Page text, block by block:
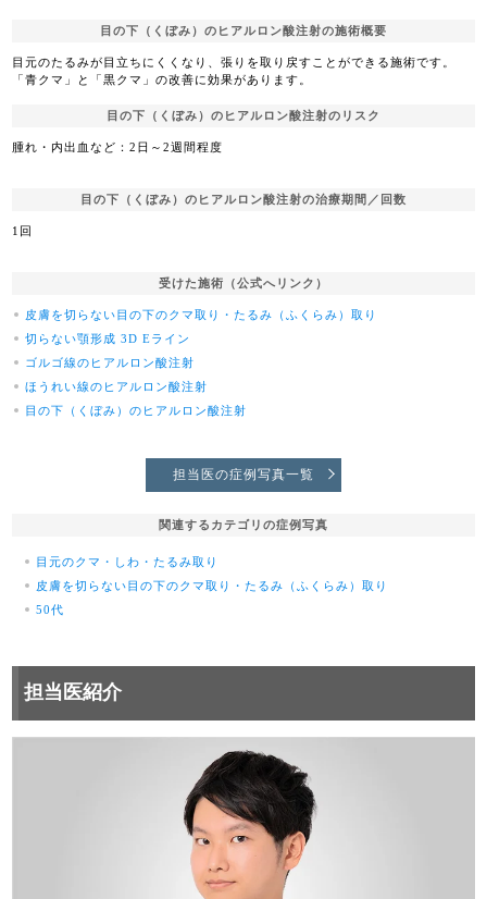
目の下（くぼみ）のヒアルロン酸注射の施術概要
目元のたるみが目立ちにくくなり、張りを取り戻すことができる施術です。
「青クマ」と「黒クマ」の改善に効果があります。
目の下（くぼみ）のヒアルロン酸注射のリスク
腫れ・内出血など：2日～2週間程度
目の下（くぼみ）のヒアルロン酸注射の治療期間／回数
1回
受けた施術（公式へリンク）
皮膚を切らない目の下のクマ取り・たるみ（ふくらみ）取り
切らない顎形成 3D Eライン
ゴルゴ線のヒアルロン酸注射
ほうれい線のヒアルロン酸注射
目の下（くぼみ）のヒアルロン酸注射
担当医の症例写真一覧
関連するカテゴリの症例写真
目元のクマ・しわ・たるみ取り
皮膚を切らない目の下のクマ取り・たるみ（ふくらみ）取り
50代
担当医紹介